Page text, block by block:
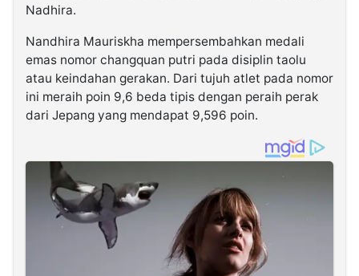
Nadhira.
Nandhira Mauriskha mempersembahkan medali
emas nomor changquan putri pada disiplin taolu
atau keindahan gerakan. Dari tujuh atlet pada nomor
ini meraih poin 9,6 beda tipis dengan peraih perak
dari Jepang yang mendapat 9,596 poin.